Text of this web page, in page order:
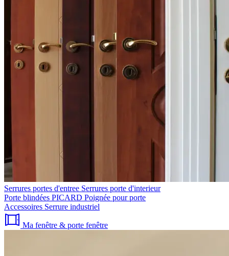
Serrures portes d'entree Serrures porte d'interieur
Porte blindées PICARD Poignée pour porte
Accessoires Serrure industriel
Ma fenêtre & porte fenêtre